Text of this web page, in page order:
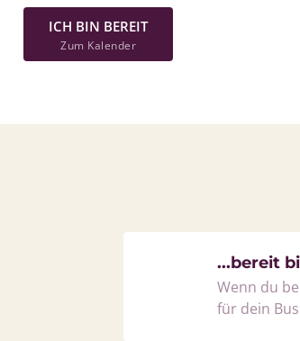
ICH BIN BEREIT
Zum Kalender
...bereit
Wenn du
für dein